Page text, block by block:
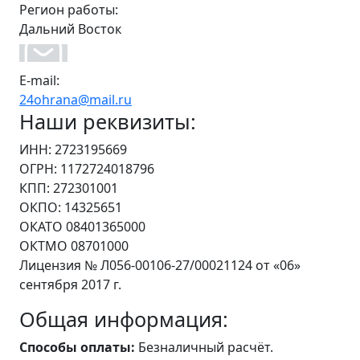
Регион работы:
Дальний Восток
E-mail:
24ohrana@mail.ru
Наши реквизиты:
ИНН: 2723195669
ОГРН: 1172724018796
КПП: 272301001
ОКПО: 14325651
ОКАТО 08401365000
ОКТМО 08701000
Лицензия № Л056-00106-27/00021124 от «06»
сентября 2017 г.
Общая информация:
Способы оплаты: Безналичный расчёт.